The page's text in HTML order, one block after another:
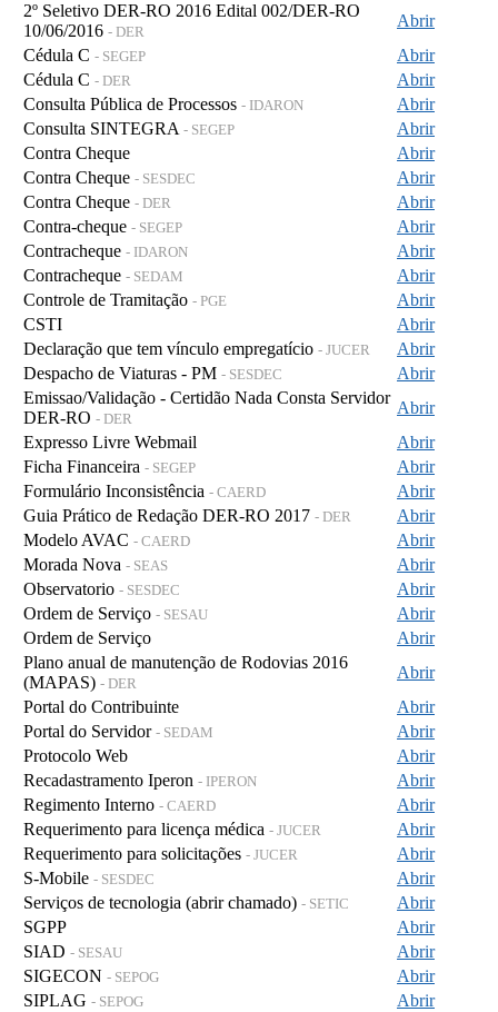
2º Seletivo DER-RO 2016 Edital 002/DER-RO
10/06/2016 - DER
Abrir
Cédula C - SEGEP
Abrir
Cédula C - DER
Abrir
Consulta Pública de Processos - IDARON
Abrir
Consulta SINTEGRA - SEGEP
Abrir
Contra Cheque
Abrir
Contra Cheque - SESDEC
Abrir
Contra Cheque - DER
Abrir
Contra-cheque - SEGEP
Abrir
Contracheque - IDARON
Abrir
Contracheque - SEDAM
Abrir
Controle de Tramitação - PGE
Abrir
CSTI
Abrir
Declaração que tem vínculo empregatício - JUCER
Abrir
Despacho de Viaturas - PM - SESDEC
Abrir
Emissao/Validação - Certidão Nada Consta Servidor
DER-RO - DER
Abrir
Expresso Livre Webmail
Abrir
Ficha Financeira - SEGEP
Abrir
Formulário Inconsistência - CAERD
Abrir
Guia Prático de Redação DER-RO 2017 - DER
Abrir
Modelo AVAC - CAERD
Abrir
Morada Nova - SEAS
Abrir
Observatorio - SESDEC
Abrir
Ordem de Serviço - SESAU
Abrir
Ordem de Serviço
Abrir
Plano anual de manutenção de Rodovias 2016
(MAPAS) - DER
Abrir
Portal do Contribuinte
Abrir
Portal do Servidor - SEDAM
Abrir
Protocolo Web
Abrir
Recadastramento Iperon - IPERON
Abrir
Regimento Interno - CAERD
Abrir
Requerimento para licença médica - JUCER
Abrir
Requerimento para solicitações - JUCER
Abrir
S-Mobile - SESDEC
Abrir
Serviços de tecnologia (abrir chamado) - SETIC
Abrir
SGPP
Abrir
SIAD - SESAU
Abrir
SIGECON - SEPOG
Abrir
SIPLAG - SEPOG
Abrir